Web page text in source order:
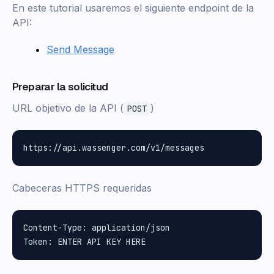
En este tutorial usaremos el siguiente endpoint de la
API:
Send Message
Preparar la solicitud
URL objetivo de la API ( POST )
Cabeceras HTTPS requeridas
Content-Type: application/json